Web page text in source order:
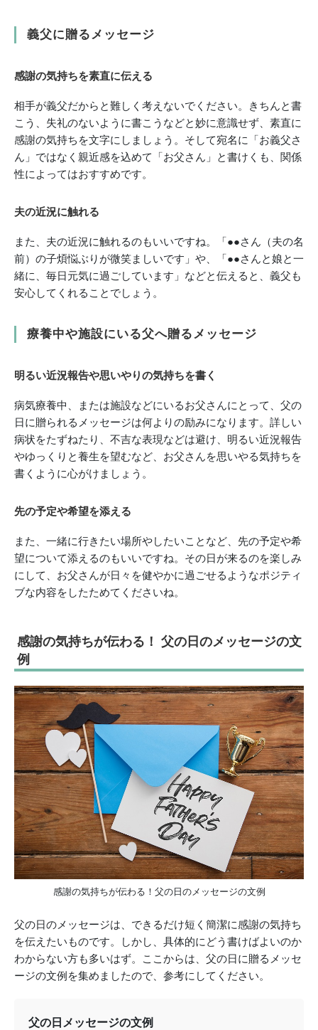
義父に贈るメッセージ
感謝の気持ちを素直に伝える
相手が義父だからと難しく考えないでください。きちんと書
こう、失礼のないように書こうなどと妙に意識せず、素直に
感謝の気持ちを文字にしましょう。そして宛名に「お義父さ
ん」ではなく親近感を込めて「お父さん」と書けくも、関係
性によってはおすすめです。
夫の近況に触れる
また、夫の近況に触れるのもいいですね。「●●さん（夫の名
前）の子煩悩ぶりが微笑ましいです」や、「●●さんと娘と一
緒に、毎日元気に過ごしています」などと伝えると、義父も
安心してくれることでしょう。
療養中や施設にいる父へ贈るメッセージ
明るい近況報告や思いやりの気持ちを書く
病気療養中、または施設などにいるお父さんにとって、父の
日に贈られるメッセージは何よりの励みになります。詳しい
病状をたずねたり、不吉な表現などは避け、明るい近況報告
やゆっくりと養生を望むなど、お父さんを思いやる気持ちを
書くように心がけましょう。
先の予定や希望を添える
また、一緒に行きたい場所やしたいことなど、先の予定や希
望について添えるのもいいですね。その日が来るのを楽しみ
にして、お父さんが日々を健やかに過ごせるようなポジティ
ブな内容をしたためてくださいね。
感謝の気持ちが伝わる！ 父の日のメッセージの文
例
感謝の気持ちが伝わる！父の日のメッセージの文例
父の日のメッセージは、できるだけ短く簡潔に感謝の気持ち
を伝えたいものです。しかし、具体的にどう書けばよいのか
わからない方も多いはず。ここからは、父の日に贈るメッセ
ージの文例を集めましたので、参考にしてください。
父の日メッセージの文例